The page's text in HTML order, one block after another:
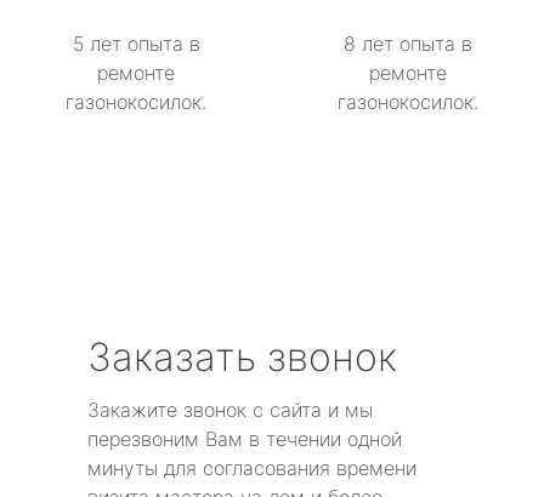
5 лет опыта в
ремонте
газонокосилок.
8 лет опыта в
ремонте
газонокосилок.
Заказать звонок
Закажите звонок с сайта и мы
перезвоним Вам в течении одной
минуты для согласования времени